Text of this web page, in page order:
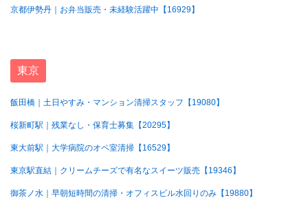
京都伊勢丹｜お弁当販売・未経験活躍中【16929】
東京
飯田橋｜土日やすみ・マンション清掃スタッフ【19080】
桜新町駅｜残業なし・保育士募集【20295】
東大前駅｜大学病院のオペ室清掃【16529】
東京駅直結｜クリームチーズで有名なスイーツ販売【19346】
御茶ノ水｜早朝短時間の清掃・オフィスビル水回りのみ【19880】